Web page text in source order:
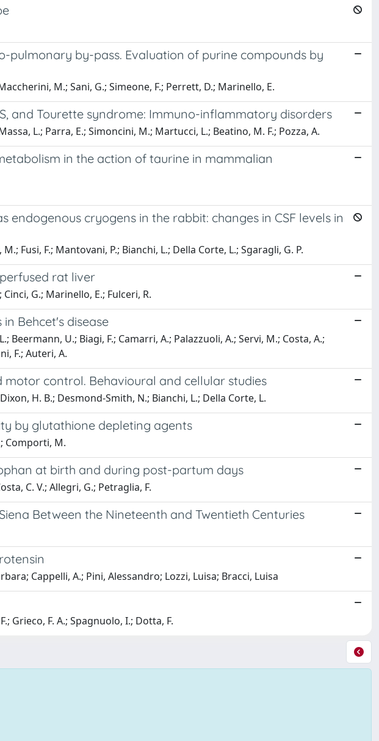
pulmonary by-pass. Evaluation of purine compounds by
M.; Sani, G.; Simeone, F.; Perrett, D.; Marinello, E.
and Tourette syndrome: Immuno-inflammatory disorders
L.; Parra, E.; Simoncini, M.; Martucci, L.; Beatino, M. F.; Pozza, A.
in the action of taurine in mammalian
endogenous cryogens in the rabbit: changes in CSF levels in
Fusi, F.; Mantovani, P.; Bianchi, L.; Della Corte, L.; Sgaragli, G. P.
rat liver
G.; Marinello, E.; Fulceri, R.
Behcet's disease
Beermann, U.; Biagi, F.; Camarri, A.; Palazzuoli, A.; Servi, M.; Costa, A.;
F.; Auteri, A.
control. Behavioural and cellular studies
H. B.; Desmond-Smith, N.; Bianchi, L.; Della Corte, L.
by glutathione depleting agents
Comporti, M.
at birth and during post-partum days
C. V.; Allegri, G.; Petraglia, F.
Between the Nineteenth and Twentieth Centuries
Cappelli, A.; Pini, Alessandro; Lozzi, Luisa; Bracci, Luisa
Grieco, F. A.; Spagnuolo, I.; Dotta, F.